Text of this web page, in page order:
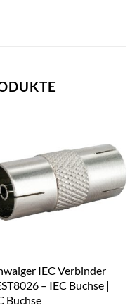
IEC Verbinder
– IEC Buchse |
Buchse